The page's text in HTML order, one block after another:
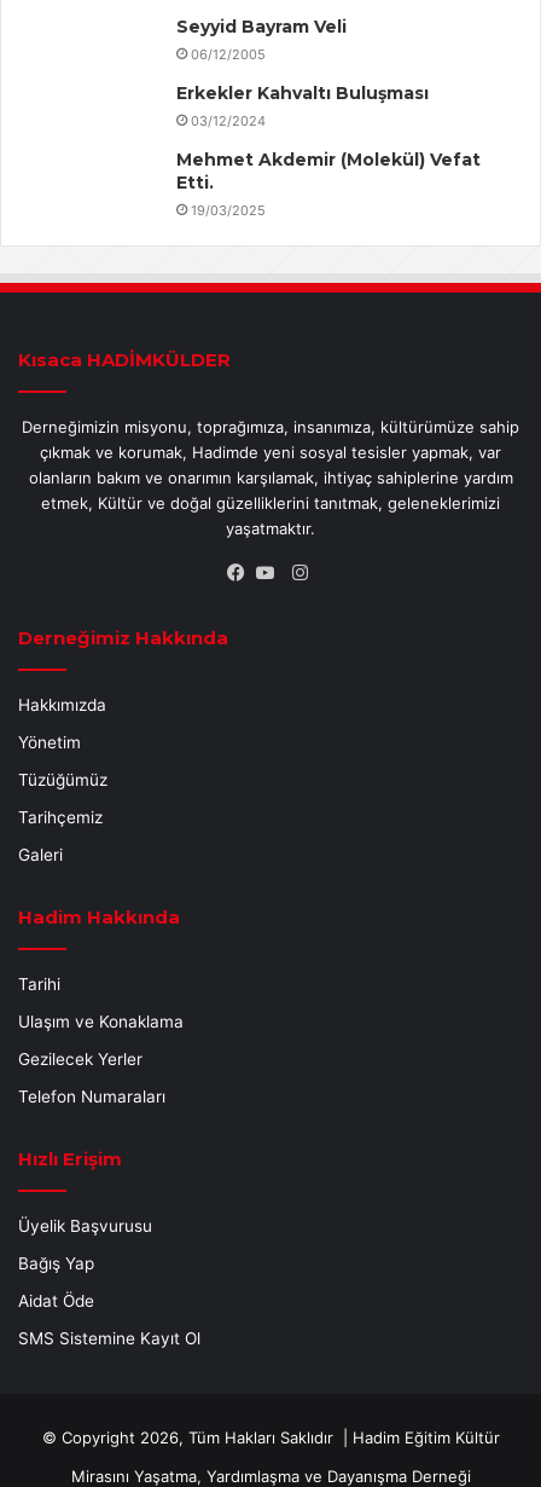
Seyyid Bayram Veli
06/12/2005
Erkekler Kahvaltı Buluşması
03/12/2024
Mehmet Akdemir (Molekül) Vefat
Etti.
19/03/2025
Kısaca HADİMKÜLDER
Derneğimizin misyonu, toprağımıza, insanımıza, kültürümüze sahip
çıkmak ve korumak, Hadimde yeni sosyal tesisler yapmak, var
olanların bakım ve onarımın karşılamak, ihtiyaç sahiplerine yardım
etmek, Kültür ve doğal güzelliklerini tanıtmak, geleneklerimizi
yaşatmaktır.
Instagram
Derneğimiz Hakkında
Hakkımızda
Yönetim
Tüzüğümüz
Tarihçemiz
Galeri
Hadim Hakkında
Tarihi
Ulaşım ve Konaklama
Gezilecek Yerler
Telefon Numaraları
Hızlı Erişim
Üyelik Başvurusu
Bağış Yap
Aidat Öde
SMS Sistemine Kayıt Ol
© Copyright 2026, Tüm Hakları Saklıdır | Hadim Eğitim Kültür
Mirasını Yaşatma, Yardımlaşma ve Dayanışma Derneği